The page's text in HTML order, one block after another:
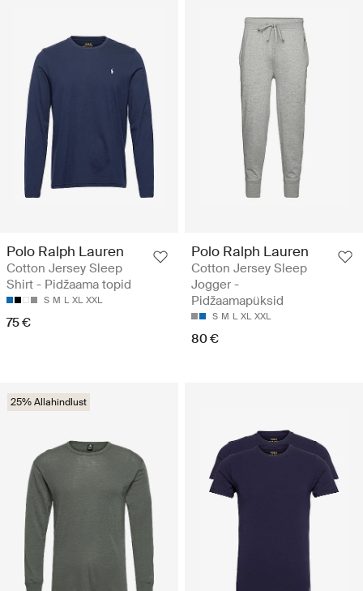
Polo Ralph Lauren
Cotton Jersey Sleep
Shirt - Pidžaama topid
S M L XL XXL
75 €
Polo Ralph Lauren
Cotton Jersey Sleep
Jogger -
Pidžaamapüksid
S M L XL XXL
80 €
25% Allahindlust